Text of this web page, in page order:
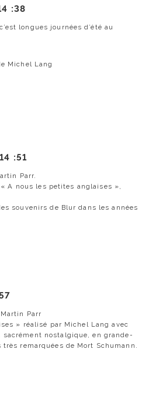
:38
longues journées d’été au
Michel Lang
14 :51
Parr.
A nous les petites anglaises »,
souvenirs de Blur dans les années
Parr
» réalisé par Michel Lang avec
nostalgique, en grande-
remarquées de Mort Schumann.